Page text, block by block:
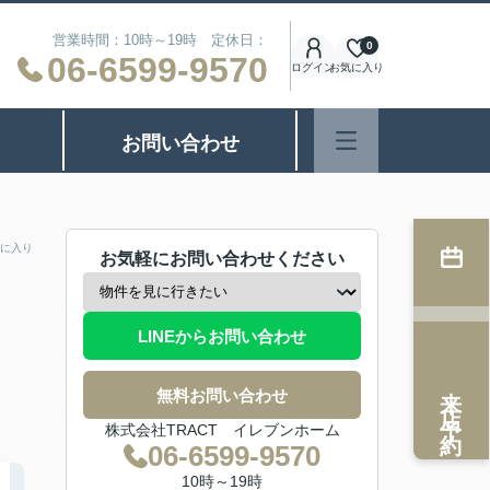
営業時間：10時～19時 定休日：
06-6599-9570 ログインお気に入り
0
お問い合わせ
入り
お気軽にお問い合わせください
LINEからお問い合わせ
無料お問い合わせ
株式会社TRACT イレブンホーム
06-6599-9570
10時～19時
来店予約